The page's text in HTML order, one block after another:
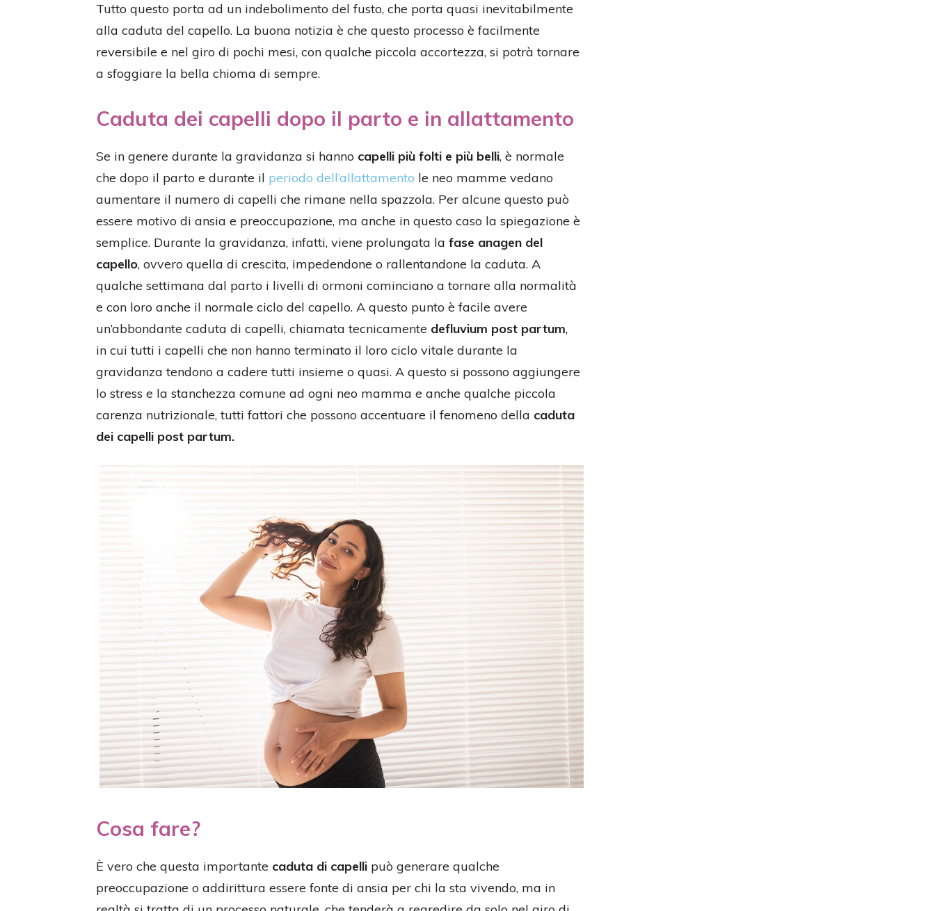
Tutto questo porta ad un indebolimento del fusto, che porta quasi inevitabilmente
alla caduta del capello. La buona notizia è che questo processo è facilmente
reversibile e nel giro di pochi mesi, con qualche piccola accortezza, si potrà tornare
a sfoggiare la bella chioma di sempre.
Caduta dei capelli dopo il parto e in allattamento
Se in genere durante la gravidanza si hanno capelli più folti e più belli, è normale
che dopo il parto e durante il periodo dell’allattamento le neo mamme vedano
aumentare il numero di capelli che rimane nella spazzola. Per alcune questo può
essere motivo di ansia e preoccupazione, ma anche in questo caso la spiegazione è
semplice. Durante la gravidanza, infatti, viene prolungata la fase anagen del
capello, ovvero quella di crescita, impedendone o rallentandone la caduta. A
qualche settimana dal parto i livelli di ormoni cominciano a tornare alla normalità
e con loro anche il normale ciclo del capello. A questo punto è facile avere
un’abbondante caduta di capelli, chiamata tecnicamente defluvium post partum,
in cui tutti i capelli che non hanno terminato il loro ciclo vitale durante la
gravidanza tendono a cadere tutti insieme o quasi. A questo si possono aggiungere
lo stress e la stanchezza comune ad ogni neo mamma e anche qualche piccola
carenza nutrizionale, tutti fattori che possono accentuare il fenomeno della caduta
dei capelli post partum.
Cosa fare?
È vero che questa importante caduta di capelli può generare qualche
preoccupazione o addirittura essere fonte di ansia per chi la sta vivendo, ma in